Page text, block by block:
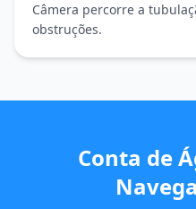
Câmera percorre a
obstruções.
Conta de